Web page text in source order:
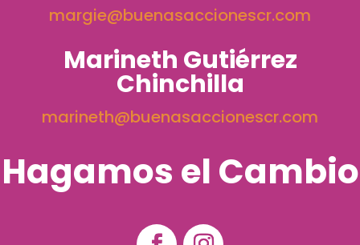
margie@buenasaccionescr.com
Marineth Gutiérrez
Chinchilla
marineth@buenasaccionescr.com
Hagamos el Cambio